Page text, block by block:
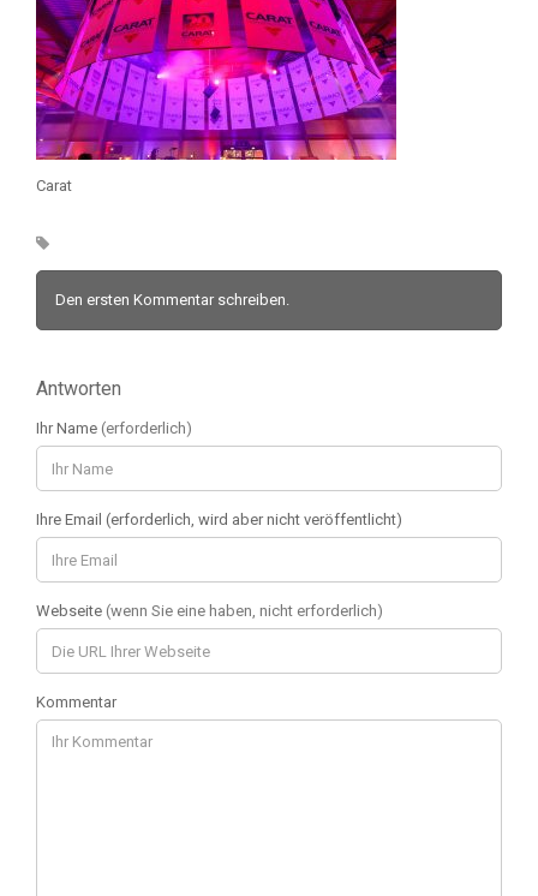
Carat
Den ersten Kommentar schreiben.
Antworten
Ihr Name (erforderlich)
Ihre Email (erforderlich, wird aber nicht veröffentlicht)
Webseite (wenn Sie eine haben, nicht erforderlich)
Kommentar